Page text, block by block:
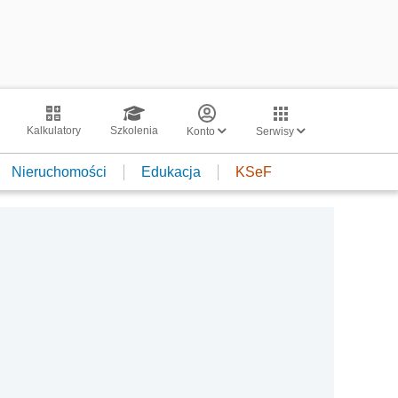
Kalkulatory Szkolenia Konto Serwisy
Nieruchomości Edukacja KSeF